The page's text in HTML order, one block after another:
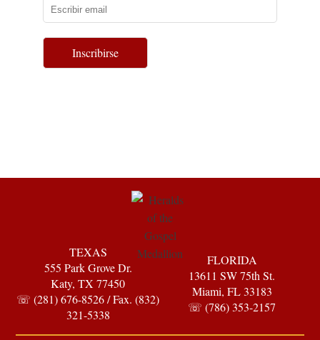
Inscribirse
TEXAS
555 Park Grove Dr.
Katy, TX 77450
☏ (281) 676-8526 / Fax. (832)
321-5338
FLORIDA
13611 SW 75th St.
Miami, FL 33183
☏ (786) 353-2157